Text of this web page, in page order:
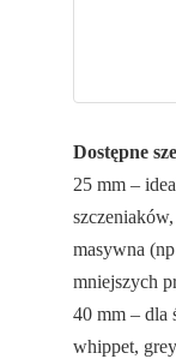
Dostępne
25 mm –
masywna
mniejszych
40 mm – dla
whippet,